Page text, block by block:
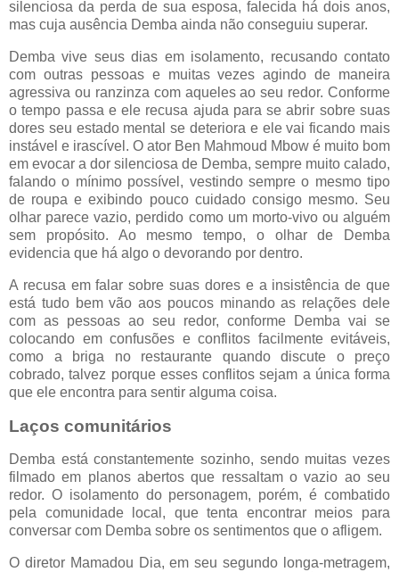
silenciosa da perda de sua esposa, falecida há dois anos,
mas cuja ausência Demba ainda não conseguiu superar.
Demba vive seus dias em isolamento, recusando contato
com outras pessoas e muitas vezes agindo de maneira
agressiva ou ranzinza com aqueles ao seu redor. Conforme
o tempo passa e ele recusa ajuda para se abrir sobre suas
dores seu estado mental se deteriora e ele vai ficando mais
instável e irascível. O ator Ben Mahmoud Mbow é muito bom
em evocar a dor silenciosa de Demba, sempre muito calado,
falando o mínimo possível, vestindo sempre o mesmo tipo
de roupa e exibindo pouco cuidado consigo mesmo. Seu
olhar parece vazio, perdido como um morto-vivo ou alguém
sem propósito. Ao mesmo tempo, o olhar de Demba
evidencia que há algo o devorando por dentro.
A recusa em falar sobre suas dores e a insistência de que
está tudo bem vão aos poucos minando as relações dele
com as pessoas ao seu redor, conforme Demba vai se
colocando em confusões e conflitos facilmente evitáveis,
como a briga no restaurante quando discute o preço
cobrado, talvez porque esses conflitos sejam a única forma
que ele encontra para sentir alguma coisa.
Laços comunitários
Demba está constantemente sozinho, sendo muitas vezes
filmado em planos abertos que ressaltam o vazio ao seu
redor. O isolamento do personagem, porém, é combatido
pela comunidade local, que tenta encontrar meios para
conversar com Demba sobre os sentimentos que o afligem.
O diretor Mamadou Dia, em seu segundo longa-metragem,